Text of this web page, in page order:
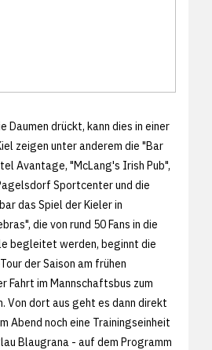
Daumen drückt, kann dies in einer
zeigen unter anderem die "Bar
Avantage, "McLang's Irish Pub",
Sportcenter und die
das Spiel der Kieler in
die von rund 50 Fans in die
begleitet werden, beginnt die
der Saison am frühen
Fahrt im Mannschaftsbus zum
Von dort aus geht es dann direkt
Abend noch eine Trainingseinheit
Blaugrana - auf dem Programm